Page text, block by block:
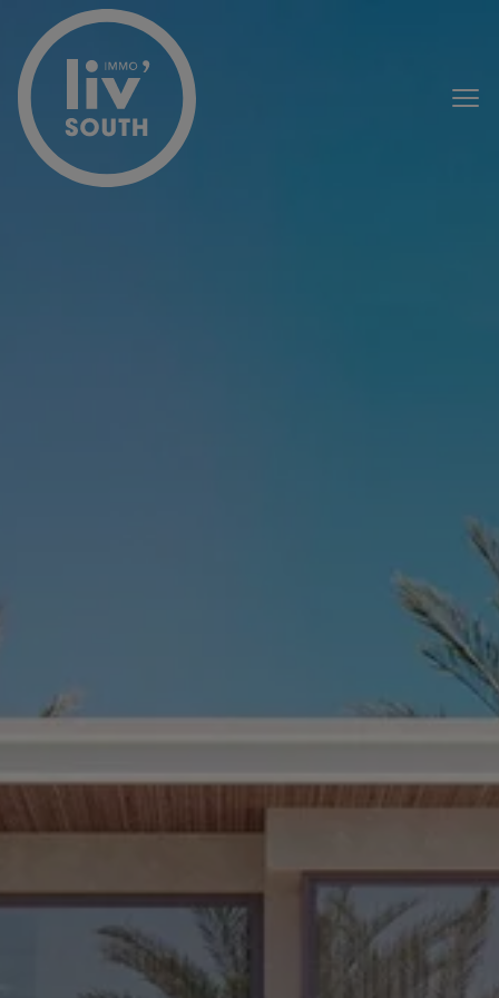
Passer le menu et aller au contenu